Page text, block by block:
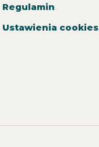
Regulamin
Ustawienia cookies